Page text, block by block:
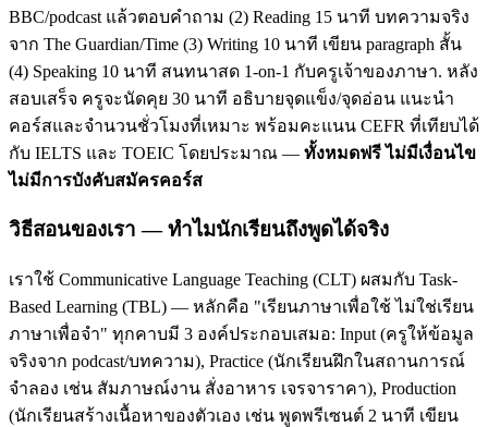
BBC/podcast แล้วตอบคำถาม (2) Reading 15 นาที บทความจริง
จาก The Guardian/Time (3) Writing 10 นาที เขียน paragraph สั้น
(4) Speaking 10 นาที สนทนาสด 1-on-1 กับครูเจ้าของภาษา. หลัง
สอบเสร็จ ครูจะนัดคุย 30 นาที อธิบายจุดแข็ง/จุดอ่อน แนะนำ
คอร์สและจำนวนชั่วโมงที่เหมาะ พร้อมคะแนน CEFR ที่เทียบได้
กับ IELTS และ TOEIC โดยประมาณ — ทั้งหมดฟรี ไม่มีเงื่อนไข
ไม่มีการบังคับสมัครคอร์ส
วิธีสอนของเรา — ทำไมนักเรียนถึงพูดได้จริง
เราใช้ Communicative Language Teaching (CLT) ผสมกับ Task-
Based Learning (TBL) — หลักคือ "เรียนภาษาเพื่อใช้ ไม่ใช่เรียน
ภาษาเพื่อจำ" ทุกคาบมี 3 องค์ประกอบเสมอ: Input (ครูให้ข้อมูล
จริงจาก podcast/บทความ), Practice (นักเรียนฝึกในสถานการณ์
จำลอง เช่น สัมภาษณ์งาน สั่งอาหาร เจรจาราคา), Production
(นักเรียนสร้างเนื้อหาของตัวเอง เช่น พูดพรีเซนต์ 2 นาที เขียน